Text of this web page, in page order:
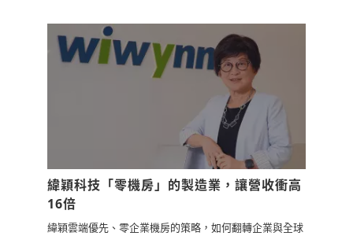
緯穎科技「零機房」的製造業，讓營收衝高
16倍
緯穎雲端優先、零企業機房的策略，如何翻轉企業與全球